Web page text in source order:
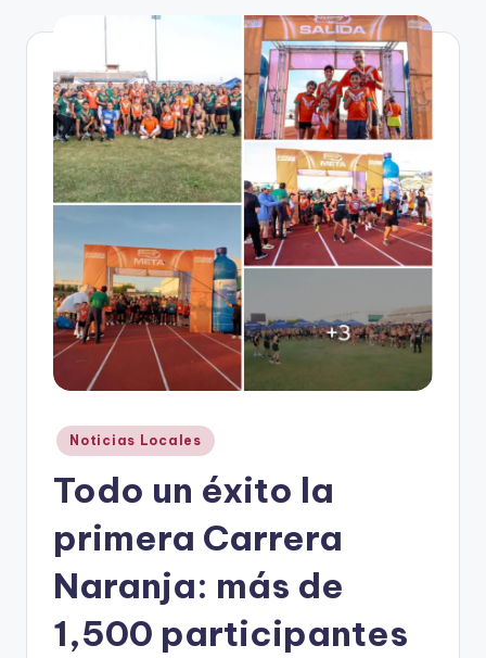
p
Publicado
en
Noticias Locales
Todo un éxito la
primera Carrera
Naranja: más de
1,500 participantes